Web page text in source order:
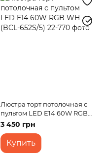
Люстра торт потолочная с
пультом LED E14 60W RGB
WH (BCL-652S/5)
3 450 грн
Купить